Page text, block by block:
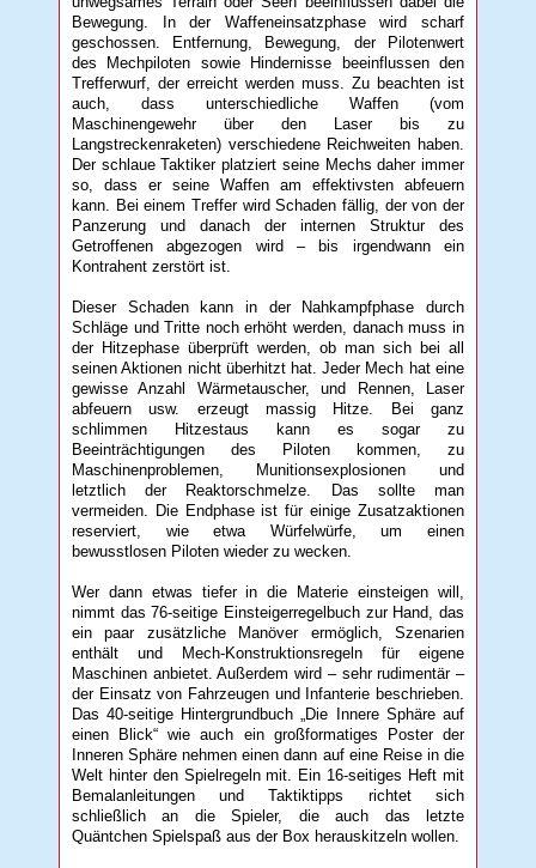
Bewegung. In der Waffeneinsatzphase wird scharf
geschossen. Entfernung, Bewegung, der Pilotenwert
des Mechpiloten sowie Hindernisse beeinflussen den
Trefferwurf, der erreicht werden muss. Zu beachten ist
auch, dass unterschiedliche Waffen (vom
Maschinengewehr über den Laser bis zu
Langstreckenraketen) verschiedene Reichweiten haben.
Der schlaue Taktiker platziert seine Mechs daher immer
so, dass er seine Waffen am effektivsten abfeuern
kann. Bei einem Treffer wird Schaden fällig, der von der
Panzerung und danach der internen Struktur des
Getroffenen abgezogen wird – bis irgendwann ein
Kontrahent zerstört ist.
Dieser Schaden kann in der Nahkampfphase durch
Schläge und Tritte noch erhöht werden, danach muss in
der Hitzephase überprüft werden, ob man sich bei all
seinen Aktionen nicht überhitzt hat. Jeder Mech hat eine
gewisse Anzahl Wärmetauscher, und Rennen, Laser
abfeuern usw. erzeugt massig Hitze. Bei ganz
schlimmen Hitzestaus kann es sogar zu
Beeinträchtigungen des Piloten kommen, zu
Maschinenproblemen, Munitionsexplosionen und
letztlich der Reaktorschmelze. Das sollte man
vermeiden. Die Endphase ist für einige Zusatzaktionen
reserviert, wie etwa Würfelwürfe, um einen
bewusstlosen Piloten wieder zu wecken.
Wer dann etwas tiefer in die Materie einsteigen will,
nimmt das 76-seitige Einsteigerregelbuch zur Hand, das
ein paar zusätzliche Manöver ermöglich, Szenarien
enthält und Mech-Konstruktionsregeln für eigene
Maschinen anbietet. Außerdem wird – sehr rudimentär –
der Einsatz von Fahrzeugen und Infanterie beschrieben.
Das 40-seitige Hintergrundbuch „Die Innere Sphäre auf
einen Blick“ wie auch ein großformatiges Poster der
Inneren Sphäre nehmen einen dann auf eine Reise in die
Welt hinter den Spielregeln mit. Ein 16-seitiges Heft mit
Bemalanleitungen und Taktiktipps richtet sich
schließlich an die Spieler, die auch das letzte
Quäntchen Spielspaß aus der Box herauskitzeln wollen.